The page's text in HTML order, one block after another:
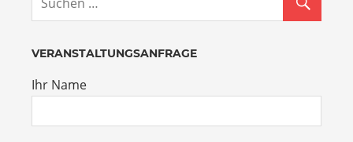
VERANSTALTUNGSANFRAGE
Ihr Name